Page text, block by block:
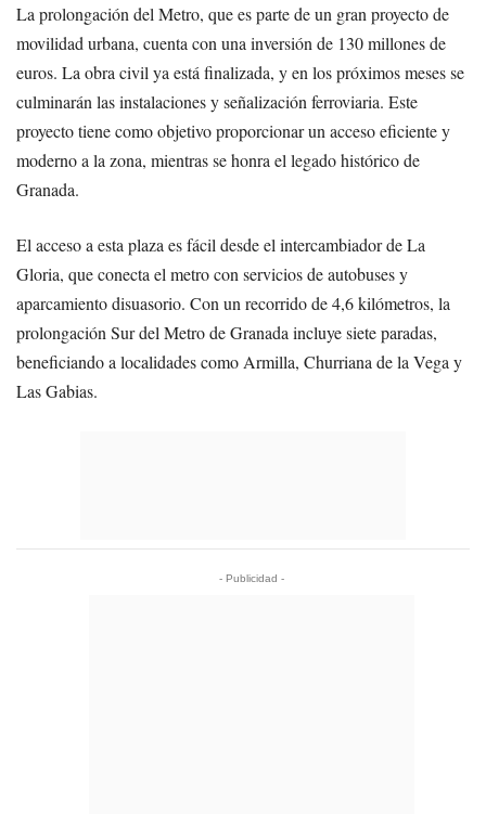
La prolongación del Metro, que es parte de un gran proyecto de
movilidad urbana, cuenta con una inversión de 130 millones de
euros. La obra civil ya está finalizada, y en los próximos meses se
culminarán las instalaciones y señalización ferroviaria. Este
proyecto tiene como objetivo proporcionar un acceso eficiente y
moderno a la zona, mientras se honra el legado histórico de
Granada.
El acceso a esta plaza es fácil desde el intercambiador de La
Gloria, que conecta el metro con servicios de autobuses y
aparcamiento disuasorio. Con un recorrido de 4,6 kilómetros, la
prolongación Sur del Metro de Granada incluye siete paradas,
beneficiando a localidades como Armilla, Churriana de la Vega y
Las Gabias.
- Publicidad -